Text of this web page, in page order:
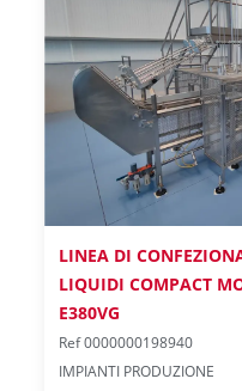
LINEA DI
LIQUIDI COMPACT
E380VG
Ref 0000000198940
IMPIANTI PRODUZIONE